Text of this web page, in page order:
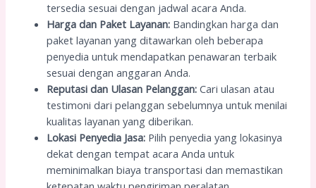
tersedia sesuai dengan jadwal acara Anda.
Harga dan Paket Layanan: Bandingkan harga dan
paket layanan yang ditawarkan oleh beberapa
penyedia untuk mendapatkan penawaran terbaik
sesuai dengan anggaran Anda.
Reputasi dan Ulasan Pelanggan: Cari ulasan atau
testimoni dari pelanggan sebelumnya untuk menilai
kualitas layanan yang diberikan.
Lokasi Penyedia Jasa: Pilih penyedia yang lokasinya
dekat dengan tempat acara Anda untuk
meminimalkan biaya transportasi dan memastikan